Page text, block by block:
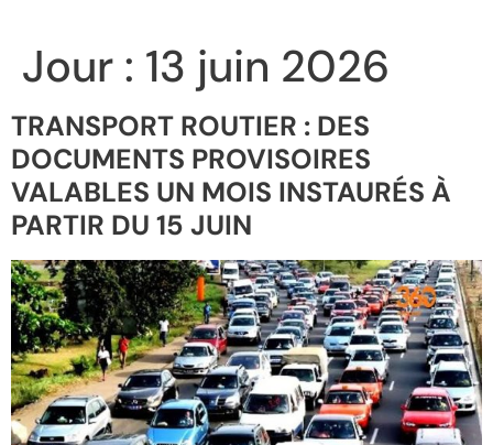
Jour : 13 juin 2026
TRANSPORT ROUTIER : DES
DOCUMENTS PROVISOIRES
VALABLES UN MOIS INSTAURÉS À
PARTIR DU 15 JUIN